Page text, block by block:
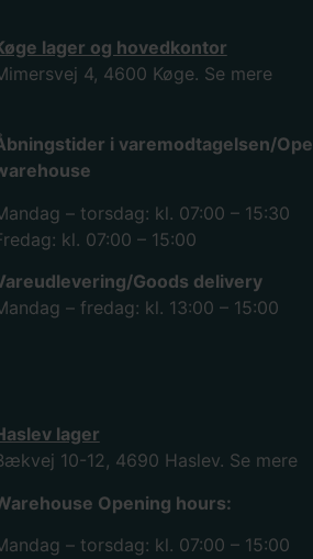
lager og hovedkontor
4, 4600 Køge. Se mere
i varemodtagelsen/
– torsdag: kl. 07:00 – 15:30
kl. 07:00 – 15:00
Goods delivery
– fredag: kl. 13:00 – 15:00
lager
10-12, 4690 Haslev. Se mere
Opening hours:
– torsdag: kl. 07:00 – 15:00